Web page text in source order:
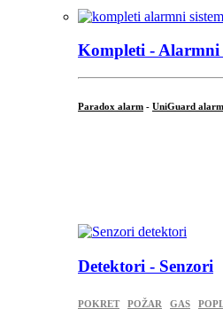
Kompleti - Alarmni
Paradox alarm - UniGuard alarm
Detektori - Senzori
POKRET POŽAR GAS